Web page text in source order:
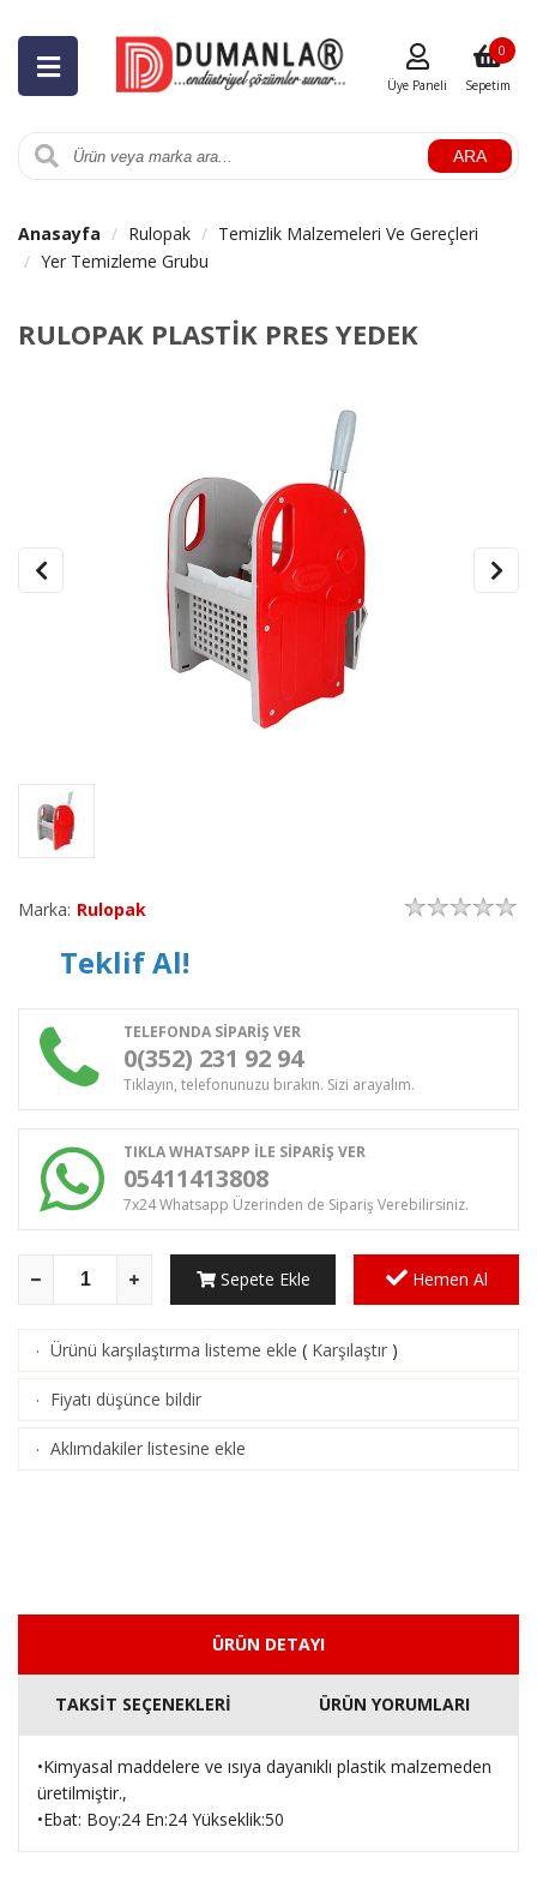
ARA
Üye Paneli Sepetim
0
Anasayfa Rulopak
Temizlik Malzemeleri Ve Gereçleri
Yer Temizleme Grubu
RULOPAK PLASTİK PRES YEDEK
Marka: Rulopak
Teklif Al!
TELEFONDA SİPARİŞ VER
0(352) 231 92 94
Tıklayın, telefonunuzu bırakın. Sizi arayalım.
TIKLA WHATSAPP İLE SİPARİŞ VER
05411413808
7x24 Whatsapp Üzerinden de Sipariş Verebilirsiniz.
Sepete Ekle Hemen Al
· Ürünü karşılaştırma listeme ekle ( Karşılaştır )
· Fiyatı düşünce bildir
· Aklımdakiler listesine ekle
ÜRÜN DETAYI
TAKSİT SEÇENEKLERİ ÜRÜN YORUMLARI
•Kimyasal maddelere ve ısıya dayanıklı plastik malzemeden
üretilmiştir.,
•Ebat: Boy:24 En:24 Yükseklik:50